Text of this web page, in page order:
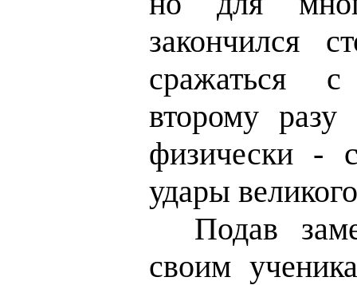
закончился
сражаться
второму
физически -
удары
Подав
своим